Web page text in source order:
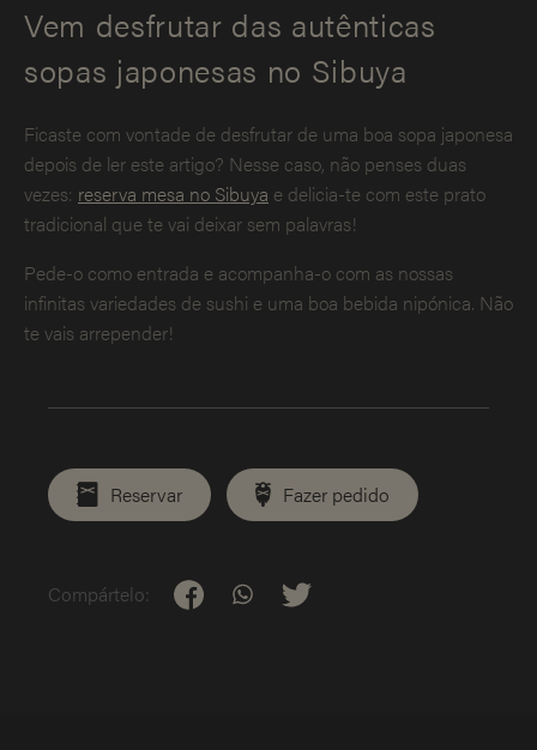
Vem desfrutar das autênticas
sopas japonesas no Sibuya
Ficaste com vontade de desfrutar de uma boa sopa japonesa
depois de ler este artigo? Nesse caso, não penses duas
vezes: reserva mesa no Sibuya e delicia-te com este prato
tradicional que te vai deixar sem palavras!
Pede-o como entrada e acompanha-o com as nossas
infinitas variedades de sushi e uma boa bebida nipónica. Não
te vais arrepender!
Compártelo:
Reservar Fazer pedido